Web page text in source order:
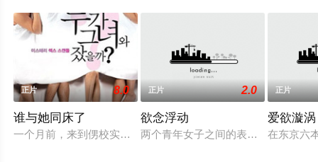
正片 8.0
谁与她同床了
一个月前，来到侽校实习的新人教师严智英（金莎朗 饰）引发
正片 2.0
欲念浮动
两个青年女子之间的表态性心理导致
正片
爱欲漩涡
在东京六